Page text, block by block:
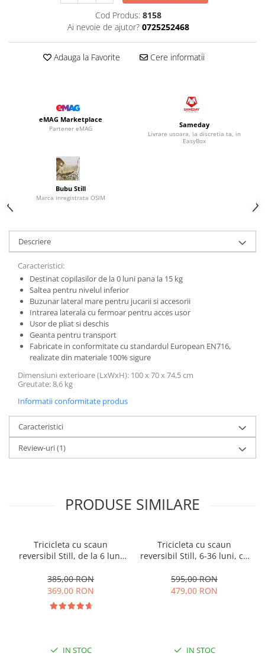
Cod Produs: 8158
Ai nevoie de ajutor? 0725252468
Adauga la Favorite Cere informatii
eMAG Marketplace
Partener eMAG Sameday
Livrare usoara, la discretia ta, in
EasyBox
Bubu Still
Marca inregistrata OSIM
Descriere
Caracteristici:
Destinat copilasilor de la 0 luni pana la 15 kg
Saltea pentru nivelul inferior
Buzunar lateral mare pentru jucarii si accesorii
Intrarea laterala cu fermoar pentru acces usor
Usor de pliat si deschis
Geanta pentru transport
Fabricate in conformitate cu standardul European EN716,
realizate din materiale 100% sigure
Dimensiuni exterioare (LxWxH): 100 x 70 x 74,5 cm
Greutate: 8,6 kg
Informatii conformitate produs
Caracteristici
Review-uri(1)
PRODUSE SIMILARE
Tricicleta cu scaun
reversibil Still, de la 6 luni
roata Eva plina, siliconata
385,00 RON
369,00 RON
IN STOC
Tricicleta cu scaun
reversibil Still, 6-36 luni, cu
roata cauciuc, cu lumini si
muzica, SL07
595,00 RON
479,00 RON
IN STOC